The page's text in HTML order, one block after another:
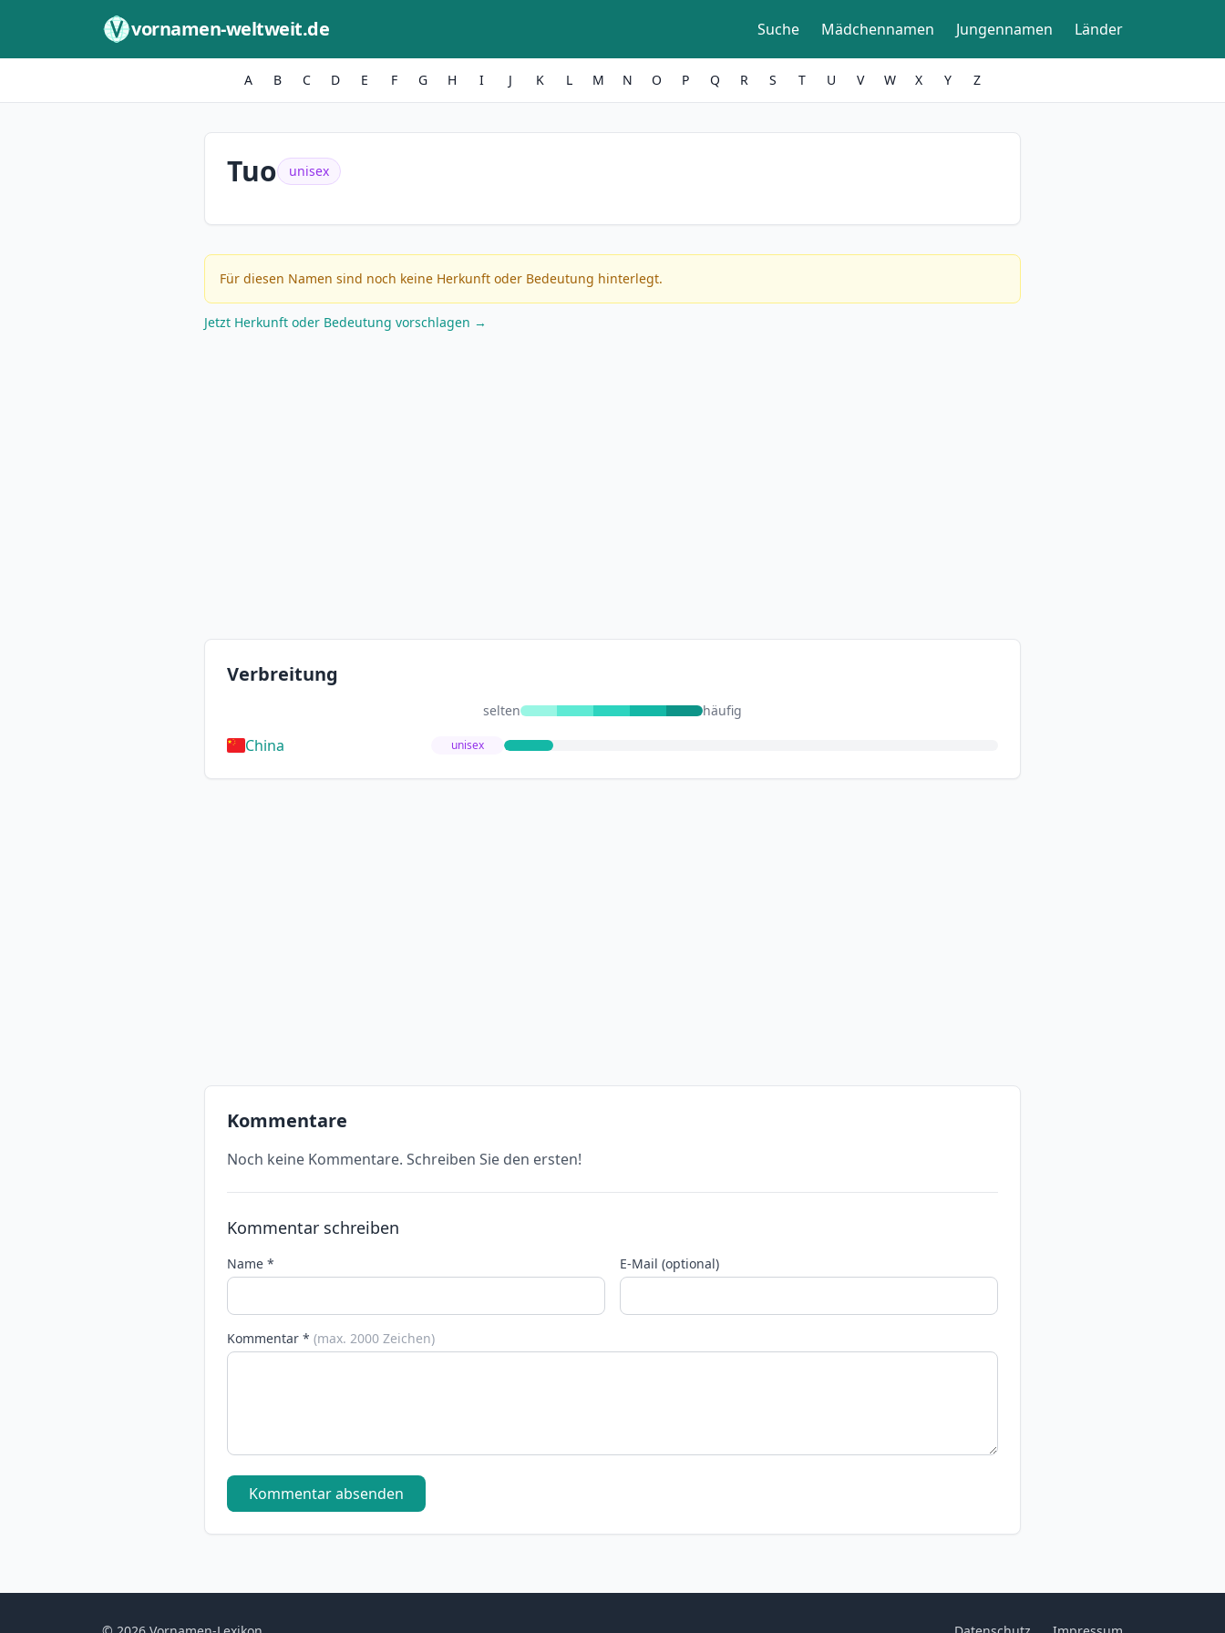
vornamen-weltweit.de Suche Mädchennamen Jungennamen Länder
A B C D E F G H I J K L M N O P Q R S T U V W X Y Z
Tuo unisex
Für diesen Namen sind noch keine Herkunft oder Bedeutung hinterlegt.
Jetzt Herkunft oder Bedeutung vorschlagen →
Verbreitung
selten häufig
China unisex
Kommentare
Noch keine Kommentare. Schreiben Sie den ersten!
Kommentar schreiben
Name * E-Mail (optional)
Kommentar * (max. 2000 Zeichen)
Kommentar absenden